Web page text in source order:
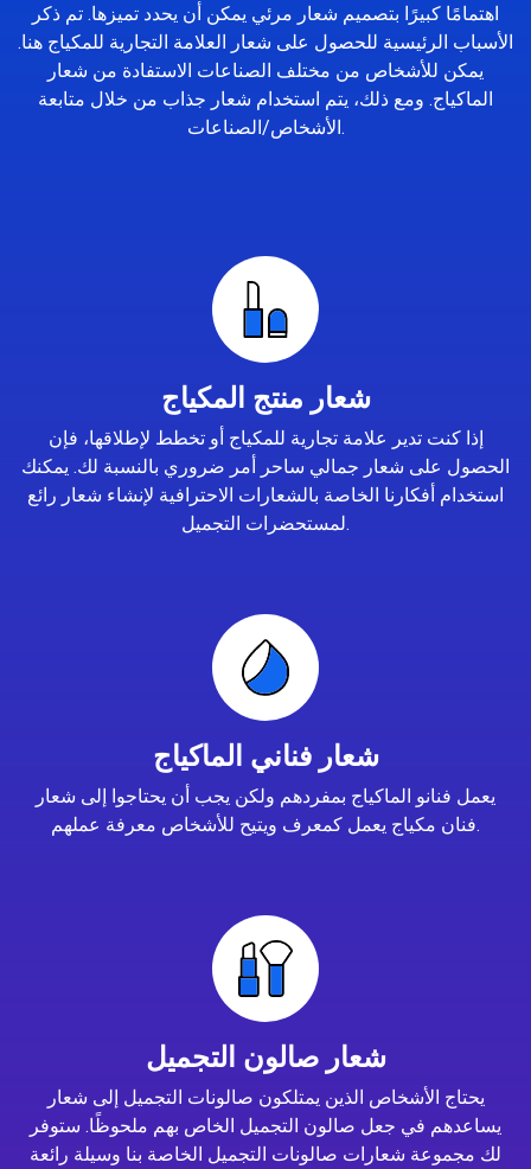
اهتمامًا كبيرًا بتصميم شعار مرئي يمكن أن يحدد تميزها. تم ذكر
الأسباب الرئيسية للحصول على شعار العلامة التجارية للمكياج هنا.
يمكن للأشخاص من مختلف الصناعات الاستفادة من شعار
الماكياج. ومع ذلك، يتم استخدام شعار جذاب من خلال متابعة
الأشخاص/الصناعات.
شعار منتج المكياج
إذا كنت تدير علامة تجارية للمكياج أو تخطط لإطلاقها، فإن
الحصول على شعار جمالي ساحر أمر ضروري بالنسبة لك. يمكنك
استخدام أفكارنا الخاصة بالشعارات الاحترافية لإنشاء شعار رائع
لمستحضرات التجميل.
شعار فناني الماكياج
يعمل فنانو الماكياج بمفردهم ولكن يجب أن يحتاجوا إلى شعار
فنان مكياج يعمل كمعرف ويتيح للأشخاص معرفة عملهم.
شعار صالون التجميل
يحتاج الأشخاص الذين يمتلكون صالونات التجميل إلى شعار
يساعدهم في جعل صالون التجميل الخاص بهم ملحوظًا. ستوفر
لك مجموعة شعارات صالونات التجميل الخاصة بنا وسيلة رائعة